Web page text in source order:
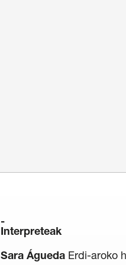
Interpreteak
Sara Águeda Erdi-aroko